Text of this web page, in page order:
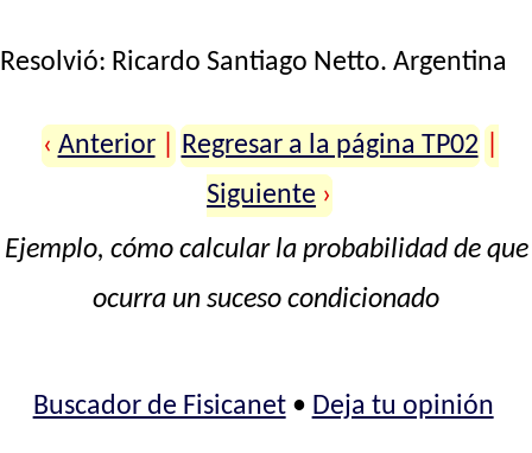
Resolvió: Ricardo Santiago Netto. Argentina
‹ Anterior Regresar a la página TP02
Siguiente ›
Ejemplo, cómo calcular la probabilidad de que
ocurra un suceso condicionado
Buscador de Fisicanet• Deja tu opinión